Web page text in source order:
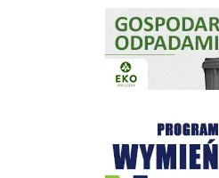
Gospodarka odpadami
Program "Czyste